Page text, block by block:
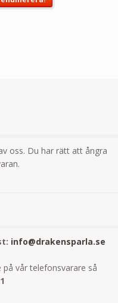
oss. Du har rätt att ångra
info@drakensparla.se
vår telefonsvarare så